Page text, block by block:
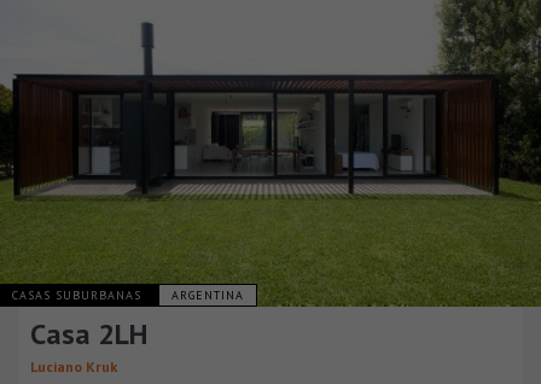
CASAS SUBURBANAS ARGENTINA
Casa 2LH
Luciano Kruk